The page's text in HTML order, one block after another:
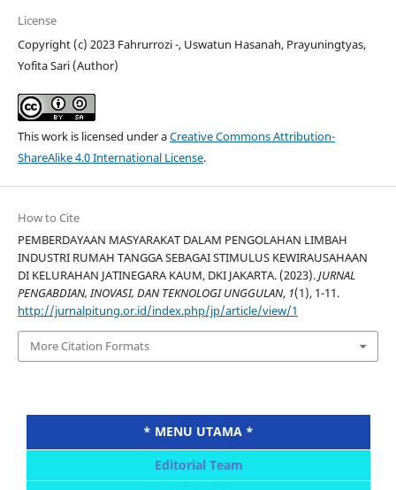
License
Copyright (c) 2023 Fahrurrozi -, Uswatun Hasanah, Prayuningtyas,
Yofita Sari (Author)
This work is licensed under aCreative Commons Attribution-
ShareAlike 4.0 International License.
How to Cite
PEMBERDAYAAN MASYARAKAT DALAM PENGOLAHAN LIMBAH
INDUSTRI RUMAH TANGGA SEBAGAI STIMULUS KEWIRAUSAHAAN
DI KELURAHAN JATINEGARA KAUM, DKI JAKARTA. (2023).JURNAL
PENGABDIAN, INOVASI, DAN TEKNOLOGI UNGGULAN, 1(1), 1-11.
http://jurnalpitung.or.id/index.php/jp/article/view/1
More Citation Formats
* MENU UTAMA *
Editorial Team